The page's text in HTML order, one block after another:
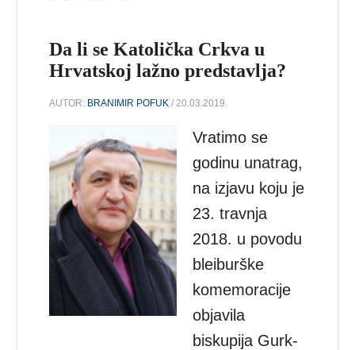
Da li se Katolička Crkva u
Hrvatskoj lažno predstavlja?
AUTOR: BRANIMIR POFUK / 20.03.2019.
Vratimo se
godinu unatrag,
na izjavu koju je
23. travnja
2018. u povodu
bleiburške
komemoracije
objavila
biskupija Gurk-